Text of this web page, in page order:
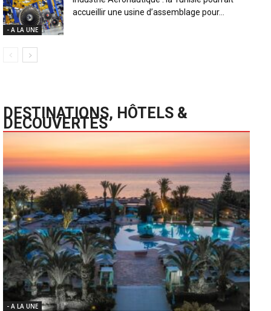
- A LA UNE
accueillir une usine d’assemblage pour...
DESTINATIONS, HÔTELS &
DECOUVERTES
- A LA UNE